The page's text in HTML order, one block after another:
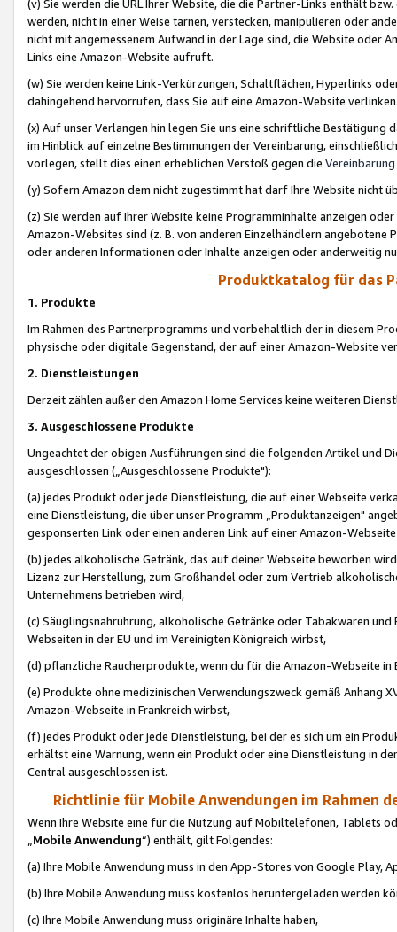
(v) Sie werden die URL Ihrer Website, die die Partner-Links enthält
werden, nicht in einer Weise tarnen, verstecken, manipulieren oder
nicht mit angemessenem Aufwand in der Lage sind, die Website oder
Links eine Amazon-Website aufruft.
(w) Sie werden keine Link-Verkürzungen, Schaltflächen, Hyperlinks
dahingehend hervorrufen, dass Sie auf eine Amazon-Website
(x) Auf unser Verlangen hin legen Sie uns eine schriftliche
im Hinblick auf einzelne Bestimmungen der Vereinbarung,
vorlegen, stellt dies einen erheblichen Verstoß gegen die Vereinbarung
(y) Sofern Amazon dem nicht zugestimmt hat darf Ihre Website nicht
(z) Sie werden auf Ihrer Website keine Programminhalte anzeigen
Amazon-Websites sind (z. B. von anderen Einzelhändlern
oder anderen Informationen oder Inhalte anzeigen oder anderweitig
Produktkatalog für das
1. Produkte
Im Rahmen des Partnerprogramms und vorbehaltlich der in diesem
physische oder digitale Gegenstand, der auf einer Amazon-Website
2. Dienstleistungen
Derzeit zählen außer den Amazon Home Services keine weiteren
3. Ausgeschlossene Produkte
Ungeachtet der obigen Ausführungen sind die folgenden Artikel und
ausgeschlossen („Ausgeschlossene Produkte"):
(a) jedes Produkt oder jede Dienstleistung, die auf einer Webseite
eine Dienstleistung, die über unser Programm „Produktanzeigen"
gesponserten Link oder einen anderen Link auf einer Amazon-
(b) jedes alkoholische Getränk, das auf deiner Webseite beworben
Lizenz zur Herstellung, zum Großhandel oder zum Vertrieb
Unternehmens betrieben wird,
(c) Säuglingsnahruhrung, alkoholische Getränke oder Tabakwaren
Webseiten in der EU und im Vereinigten Königreich wirbst,
(d) pflanzliche Raucherprodukte, wenn du für die Amazon-Webseite in
(e) Produkte ohne medizinischen Verwendungszweck gemäß Anhang
Amazon-Webseite in Frankreich wirbst,
(f) jedes Produkt oder jede Dienstleistung, bei der es sich um ein
erhältst eine Warnung, wenn ein Produkt oder eine Dienstleistung in
Central ausgeschlossen ist.
Richtlinie für Mobile Anwendungen im Rahmen
Wenn Ihre Website eine für die Nutzung auf Mobiltelefonen, Tablets
„Mobile Anwendung“) enthält, gilt Folgendes:
(a) Ihre Mobile Anwendung muss in den App-Stores von Google Play,
(b) Ihre Mobile Anwendung muss kostenlos heruntergeladen werden
(c) Ihre Mobile Anwendung muss originäre Inhalte haben,